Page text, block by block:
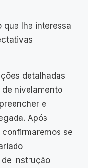
que lhe interessa
detalhadas
nivelamento
e
Após
se
instrução